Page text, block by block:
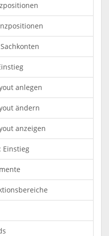
anlegen
ändern
anzeigen
Einstieg